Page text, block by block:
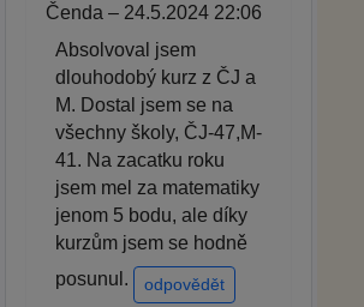
Čenda – 24.5.2024 22:06
Absolvoval jsem
dlouhodobý kurz z ČJ a
M. Dostal jsem se na
všechny školy, ČJ-47,M-
41. Na zacatku roku
jsem mel za matematiky
jenom 5 bodu, ale díky
kurzům jsem se hodně
posunul.
odpovědět